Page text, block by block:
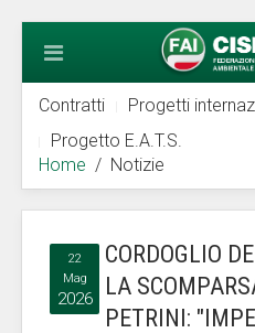
Contratti Progetti
Progetto E.A.T.S.
Home
Notizie
22
Mag
2026
CORDOGLIO
LA
PETRINI: